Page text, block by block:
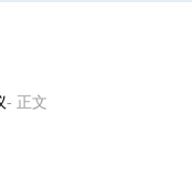
- 正文